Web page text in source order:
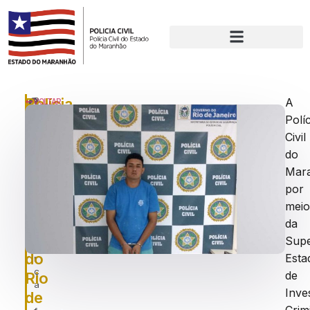
P
r
ç
a
-
Polícia
do
Rio
de
VOLTAR
A
Civil
do
por
meio
da
de